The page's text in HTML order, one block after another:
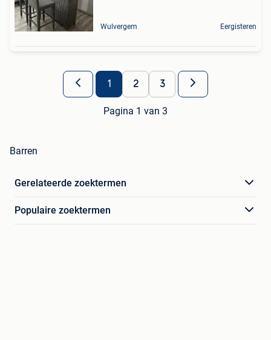
Wulvergem Eergisteren
1 2 3
Pagina 1 van 3
Barren
Gerelateerde zoektermen
Populaire zoektermen